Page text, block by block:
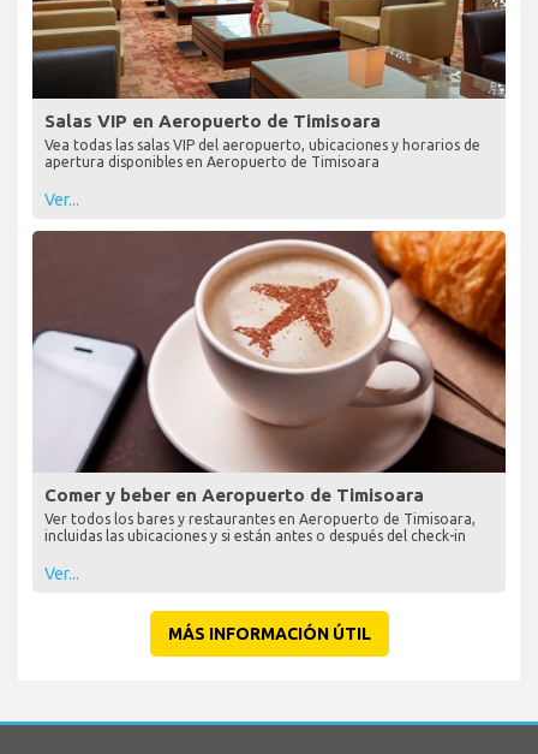
Salas VIP en Aeropuerto de Timisoara
Vea todas las salas VIP del aeropuerto, ubicaciones y horarios de
apertura disponibles en Aeropuerto de Timisoara
Ver...
Comer y beber en Aeropuerto de Timisoara
Ver todos los bares y restaurantes en Aeropuerto de Timisoara,
incluidas las ubicaciones y si están antes o después del check-in
Ver...
MÁS INFORMACIÓN ÚTIL